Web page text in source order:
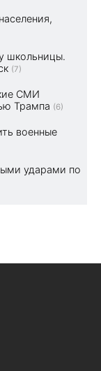
школьницы.
(7)
СМИ
Трампа (6)
военные
ударами по